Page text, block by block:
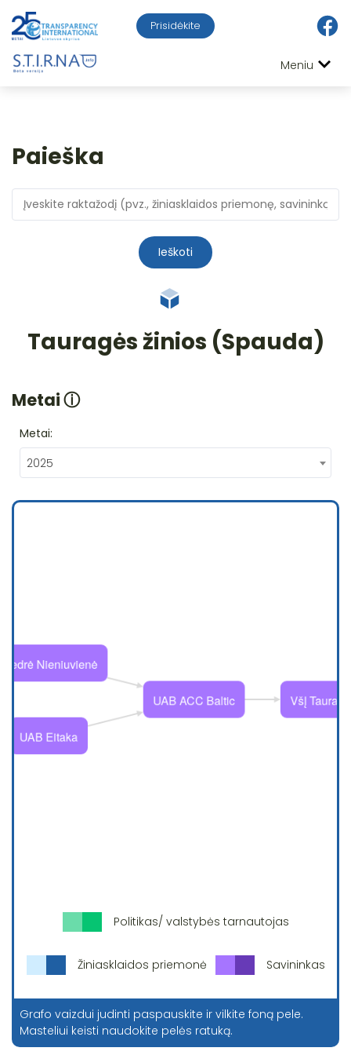
Prisidėkite
Meniu
Paieška
Ieškoti
Tauragės žinios (Spauda)
Metaiⓘ
Metai:
2025
Politikas/ valstybės tarnautojas
Žiniasklaidos priemonė Savininkas
Grafo vaizdui judinti paspauskite ir vilkite foną pele.
Masteliui keisti naudokite pelės ratuką.